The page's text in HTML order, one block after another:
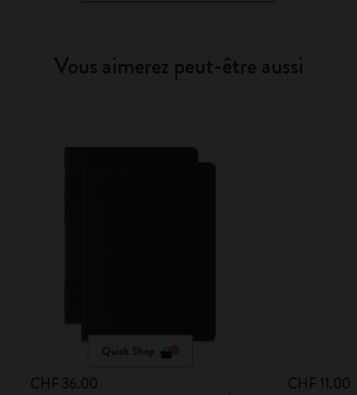
Vous aimerez peut-être aussi
Quick Shop
CHF 36.00 CHF 11.00